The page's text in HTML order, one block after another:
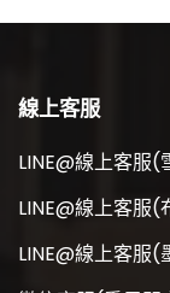
線上客服
LINE@線上客服(
LINE@線上客服
LINE@線上客服